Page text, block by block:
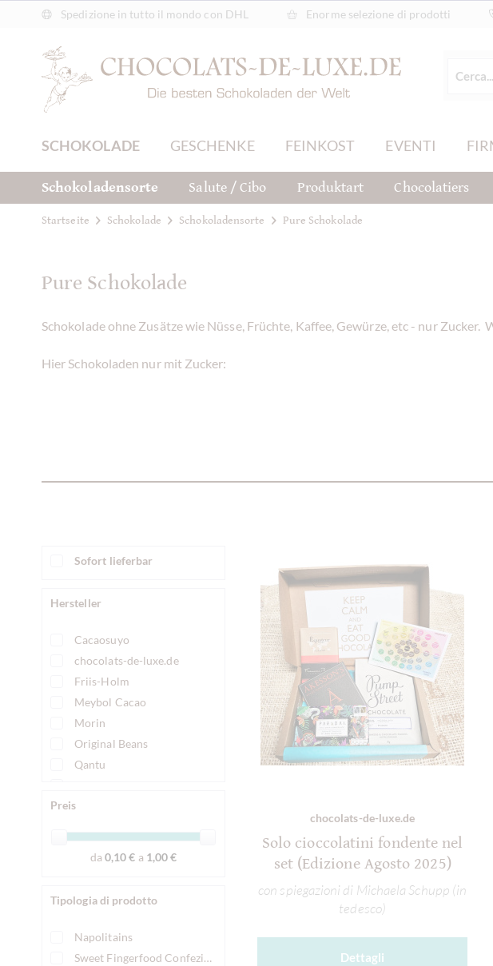
Spedizione in tutto il mondo con DHL Enorme selezione di prodotti
SCHOKOLADE GESCHENKE FEINKOST EVENTI
Schokoladensorte Salute / Cibo Produktart Chocolatiers
Startseite Schokolade Schokoladensorte Pure Schokolade
Pure Schokolade
Schokolade ohne Zusätze wie Nüsse, Früchte, Kaffee, Gewürze, etc - nur Zucker.
Hier Schokoladen nur mit Zucker:
Sofort lieferbar
Hersteller
Cacaosuyo
chocolats-de-luxe.de
Friis-Holm
Meybol Cacao
Morin
Original Beans
Qantu
Zotter Schokolade
Preis
da0,10 € a 1,00 €
Tipologia di prodotto
Napolitains
Sweet Fingerfood Confezione sfusa
chocolats-de-luxe.de
Solo cioccolatini fondente nel
set (Edizione Agosto 2025)
con spiegazioni di Michaela Schupp (in
tedesco)
Dettagli